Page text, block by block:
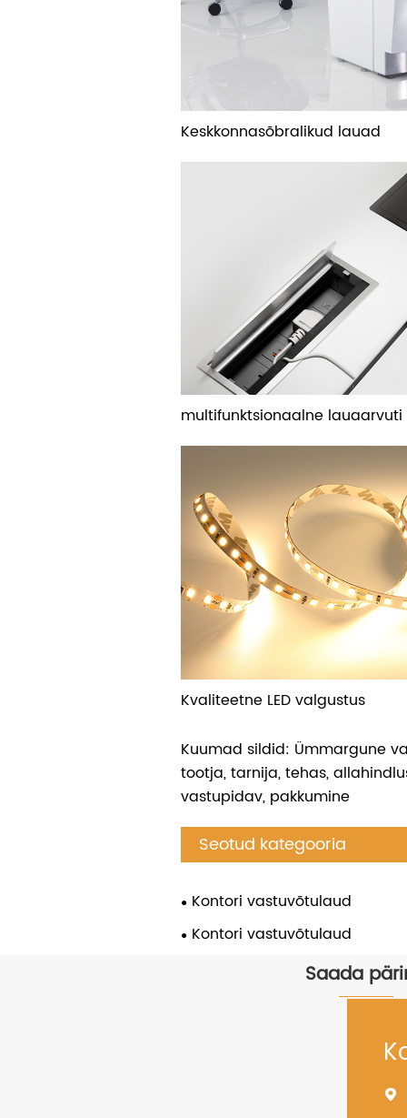
Keskkonnasõbralikud lauad
multifunktsionaalne
Kvaliteetne LED valgustus
Kuumad sildid: Ümmargune
tootja, tarnija, tehas,
vastupidav, pakkumine
Seotud kategooria
Kontori vastuvõtulaud
Kontori vastuvõtulaud
Saada
